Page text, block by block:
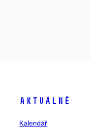
Aktuálně
Kalendář